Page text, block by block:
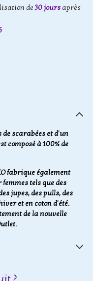
de30 jours après
scarabées et d'un
composé à 100% de
fabrique également
tels que des
jupes, des pulls, des
et en coton d'été.
de la nouvelle